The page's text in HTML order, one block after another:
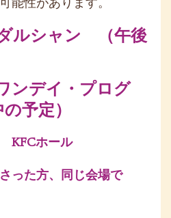
ルシャン （午後
ンデイ・プログ
予定）
KFCホール
った方、同じ会場で